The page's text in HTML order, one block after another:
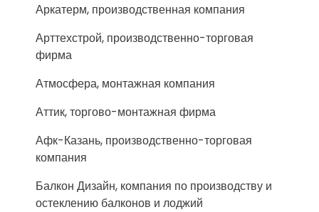
Аркатерм, производственная компания
Арттехстрой, производственно-торговая
фирма
Атмосфера, монтажная компания
Аттик, торгово-монтажная фирма
Афк-Казань, производственно-торговая
компания
Балкон Дизайн, компания по производству и
остеклению балконов и лоджий